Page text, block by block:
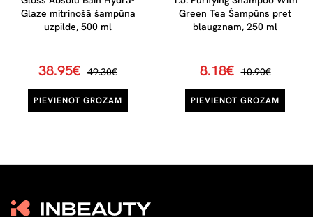
Glaze mitrinošā šampūna
uzpilde, 500 ml
38.95€ 49.30€
PIEVIENOT GROZAM
Green Tea Šampūns pret
blaugznām, 250 ml
8.18€ 10.90€
PIEVIENOT GROZAM